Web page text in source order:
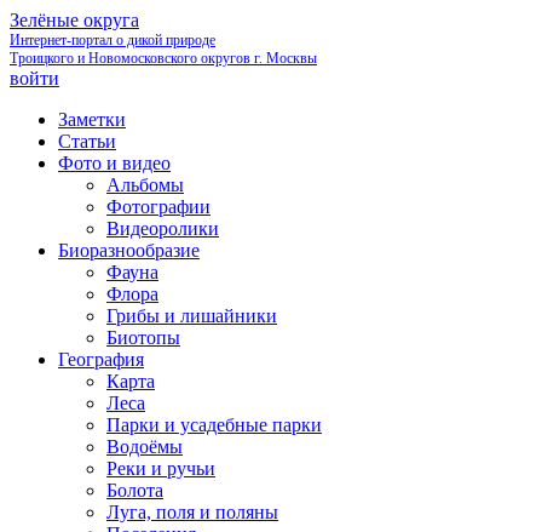
Зелёные округа
Интернет-портал о дикой природе
Троицкого и Новомосковского округов г. Москвы
войти
Заметки
Статьи
Фото и видео
Альбомы
Фотографии
Видеоролики
Биоразнообразие
Фауна
Флора
Грибы и лишайники
Биотопы
География
Карта
Леса
Парки и усадебные парки
Водоёмы
Реки и ручьи
Болота
Луга, поля и поляны